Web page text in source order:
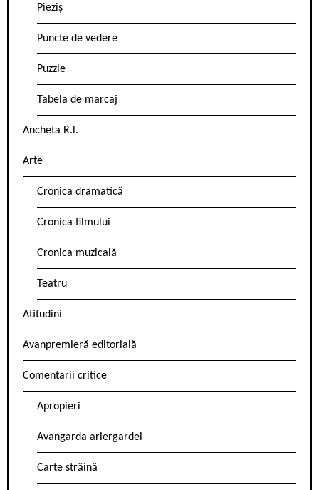
Pieziș
Puncte de vedere
Puzzle
Tabela de marcaj
Ancheta R.l.
Arte
Cronica dramatică
Cronica filmului
Cronica muzicală
Teatru
Atitudini
Avanpremieră editorială
Comentarii critice
Apropieri
Avangarda ariergardei
Carte străină